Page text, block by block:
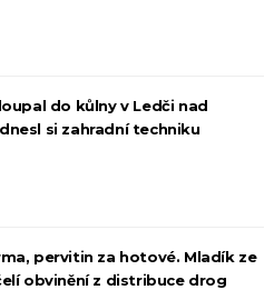
do kůlny v Ledči nad
si zahradní techniku
pervitin za hotové. Mladík ze
obvinění z distribuce drog